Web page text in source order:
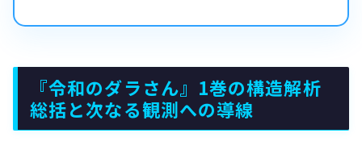
『令和のダラさん』1巻の構造解析
総括と次なる観測への導線